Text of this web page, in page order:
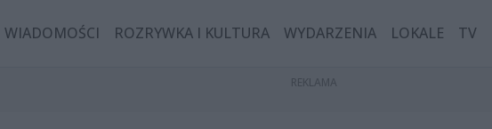
WIADOMOŚCI ROZRYWKA I KULTURA WYDARZENIA LOKALE TV